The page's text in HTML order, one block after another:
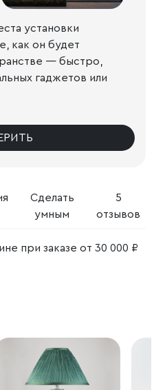
Сделать
умным
5
отзывов
при заказе от 30 000 ₽
установки
как он будет
— быстро,
гаджетов или